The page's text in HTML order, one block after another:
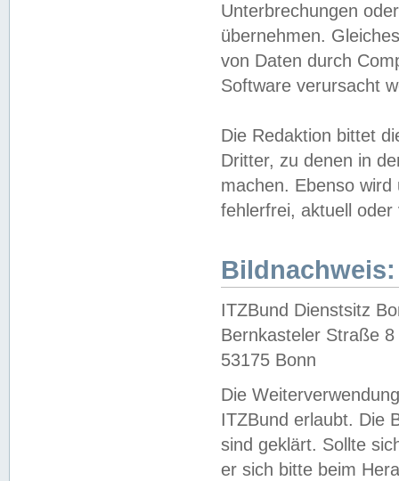
Unterbrechungen
übernehmen.
von Daten durch
Software verursacht
Die Redaktion bittet
Dritter, zu denen in
machen. Ebenso
fehlerfrei, aktuell oder
Bildnachweis:
ITZBund Dienstsitz
Bernkasteler Straße 8
53175 Bonn
Die
ITZBund erlaubt. Die
sind geklärt. Sollte
er sich bitte beim